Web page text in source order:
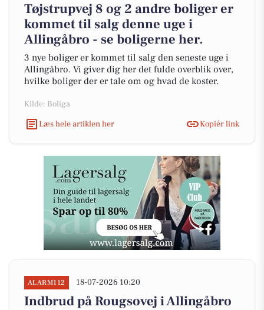
Tøjstrupvej 8 og 2 andre boliger er
kommet til salg denne uge i
Allingåbro - se boligerne her.
3 nye boliger er kommet til salg den seneste uge i
Allingåbro. Vi giver dig her det fulde overblik over,
hvilke boliger der er tale om og hvad de koster.
Kilde: Boliga
Læs hele artiklen her
Kopiér link
ALARM112 18-07-2026 10:20
Indbrud på Rougsovej i Allingåbro